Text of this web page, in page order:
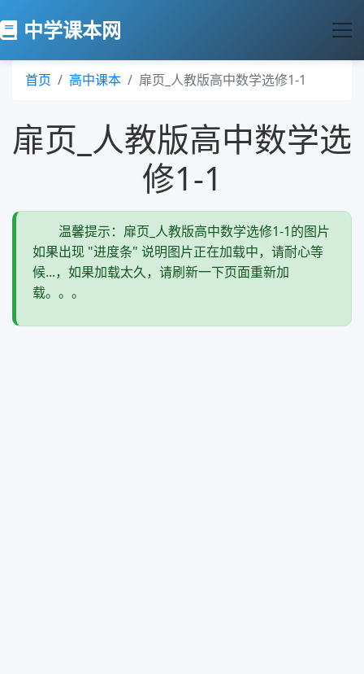
中学课本网
首页 高中课本 扉页_人教版高中数学选修1-1
扉页_人教版高中数学选
修1-1
温馨提示：扉页_人教版高中数学选修1-1的图片
如果出现 "进度条" 说明图片正在加载中，请耐心等
候...，如果加载太久，请刷新一下页面重新加
载。。。